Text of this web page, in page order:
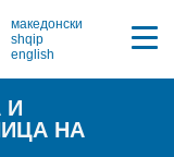
македонски
shqip
english
И
НА